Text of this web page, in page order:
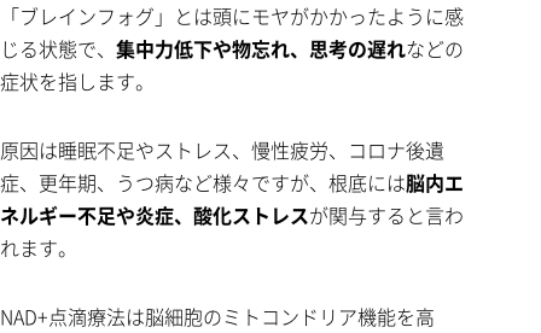
「ブレインフォグ」とは頭にモヤがかかったように感
じる状態で、 集中力低下や物忘れ、思考の遅れなどの
症状を指します。
原因は睡眠不足やストレス、慢性疲労、コロナ後遺
症、更年期、うつ病など様々ですが、根底には脳内エ
ネルギー不足や炎症、酸化ストレスが関与すると言わ
れます。
NAD+点滴療法は脳細胞のミトコンドリア機能を高